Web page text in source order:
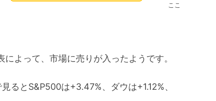
ここ
よって、市場に売りが入ったようです。
るとS&P500は+3.47%、ダウは+1.12%、